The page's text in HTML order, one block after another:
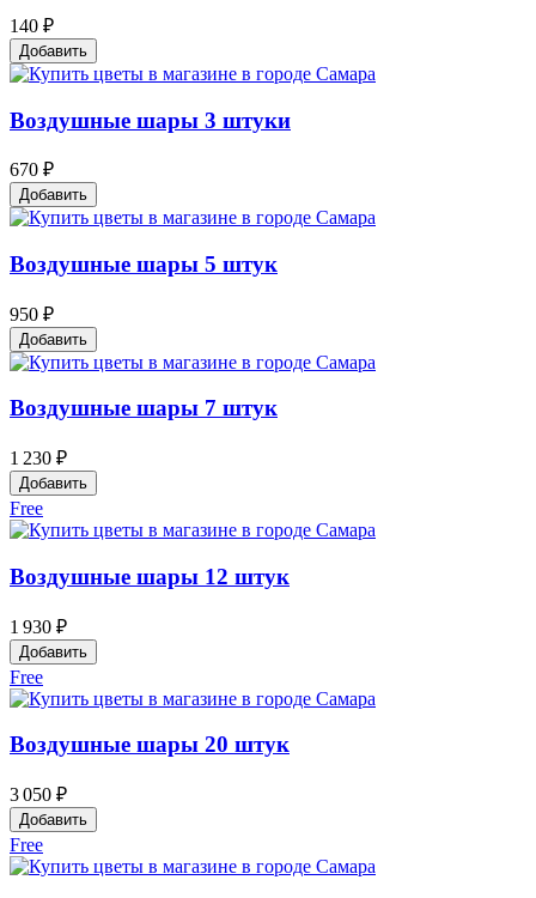
140 ₽
Добавить
Воздушные шары 3 штуки
670 ₽
Добавить
Воздушные шары 5 штук
950 ₽
Добавить
Воздушные шары 7 штук
1 230 ₽
Добавить
Free
Воздушные шары 12 штук
1 930 ₽
Добавить
Free
Воздушные шары 20 штук
3 050 ₽
Добавить
Free